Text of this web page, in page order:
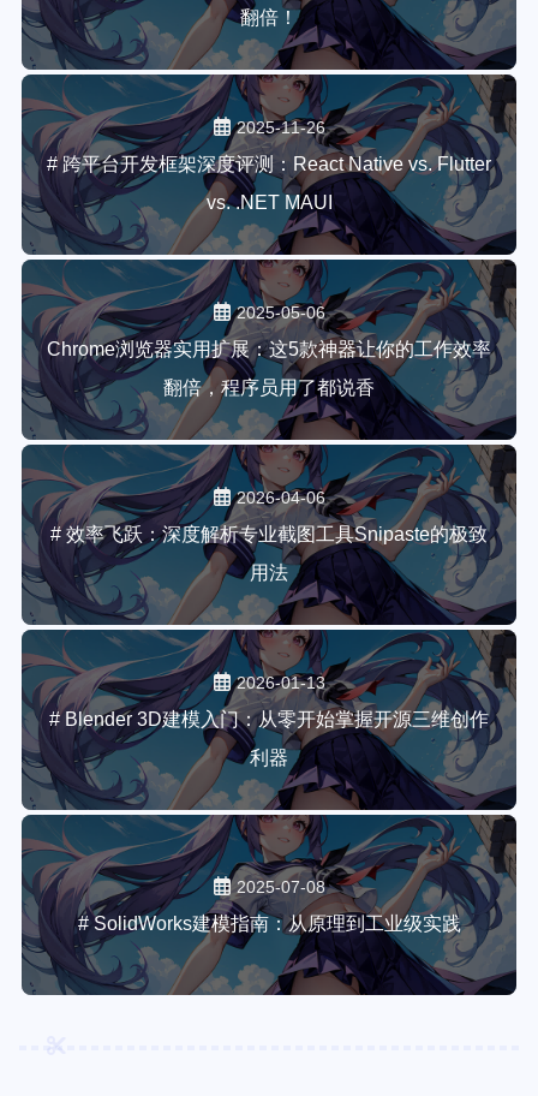
翻倍！
2025-11-26
# 跨平台开发框架深度评测：React Native vs. Flutter
vs. .NET MAUI
2025-05-06
Chrome浏览器实用扩展：这5款神器让你的工作效率
翻倍，程序员用了都说香
2026-04-06
# 效率飞跃：深度解析专业截图工具Snipaste的极致
用法
2026-01-13
# Blender 3D建模入门：从零开始掌握开源三维创作
利器
2025-07-08
# SolidWorks建模指南：从原理到工业级实践